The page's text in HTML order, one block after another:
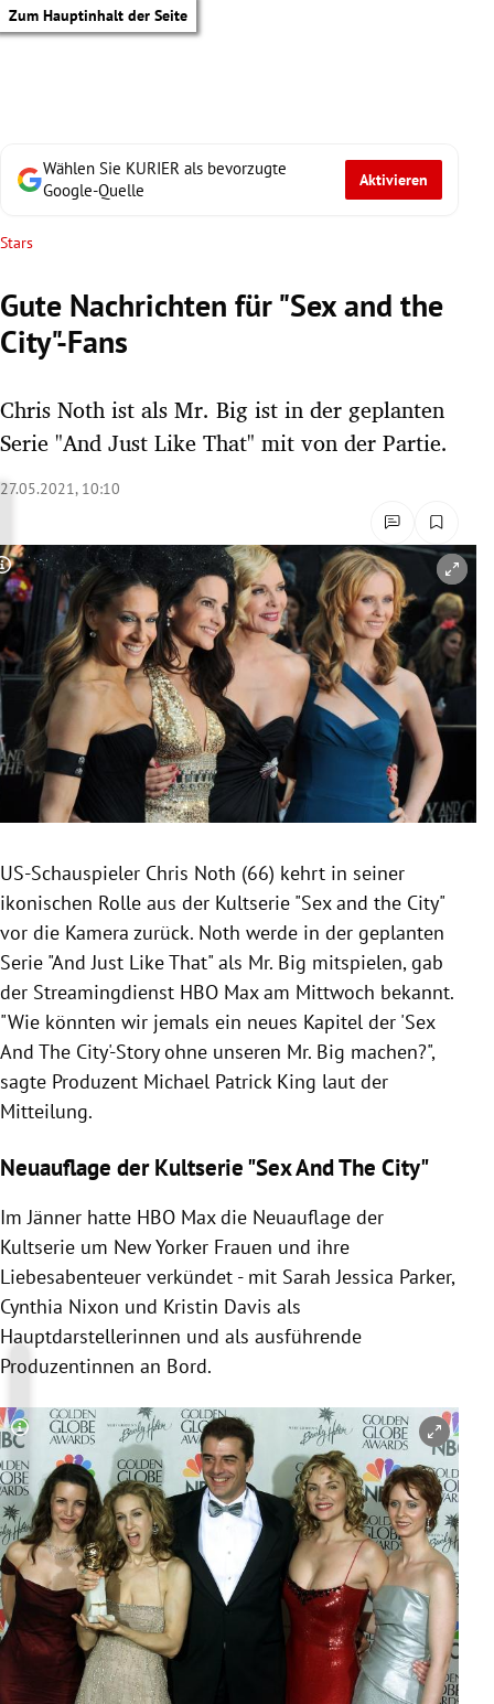
Zum Hauptinhalt der Seite
Untermenü
Untermenü
Untermenü
Untermenü
Untermenü
Untermenü
Untermenü
Wählen Sie KURIER als bevorzugte
Google-Quelle
Aktivieren
Stars
Gute Nachrichten für "Sex and the
City"-Fans
Chris Noth ist als Mr. Big ist in der geplanten
Serie "And Just Like That" mit von der Partie.
27.05.2021, 10:10
Copyright-Hinweis öffnen/schließen
US-Schauspieler Chris Noth (66) kehrt in seiner
ikonischen Rolle aus der Kultserie "Sex and the City"
vor die Kamera zurück. Noth werde in der geplanten
Serie "And Just Like That" als Mr. Big mitspielen, gab
der Streamingdienst HBO Max am Mittwoch bekannt.
"Wie könnten wir jemals ein neues Kapitel der 'Sex
And The City'-Story ohne unseren Mr. Big machen?",
sagte Produzent Michael Patrick King laut der
Mitteilung.
Neuauflage der Kultserie "Sex And The City"
Im Jänner hatte HBO Max die Neuauflage der
Kultserie um New Yorker Frauen und ihre
Liebesabenteuer verkündet - mit Sarah Jessica Parker,
Cynthia Nixon und Kristin Davis als
Hauptdarstellerinnen und als ausführende
Produzentinnen an Bord.
Copyright-Hinweis öffnen/schließen